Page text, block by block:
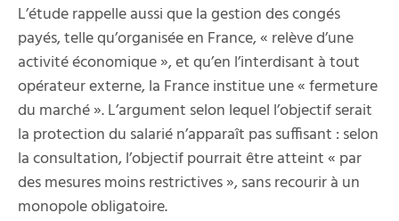
L’étude rappelle aussi que la gestion des congés
payés, telle qu’organisée en France, « relève d’une
activité économique », et qu’en l’interdisant à tout
opérateur externe, la France institue une « fermeture
du marché ». L’argument selon lequel l’objectif serait
la protection du salarié n’apparaît pas suffisant : selon
la consultation, l’objectif pourrait être atteint « par
des mesures moins restrictives », sans recourir à un
monopole obligatoire.